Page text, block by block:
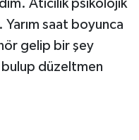
Atıcılık psikolojik
saat boyunca
gelip bir şey
bulup düzeltmen